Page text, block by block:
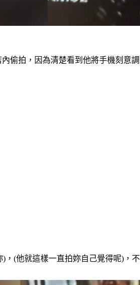
偷拍，因為清楚看到他將手機刻
(他就這樣一直拍妳自己覺得呢)，不